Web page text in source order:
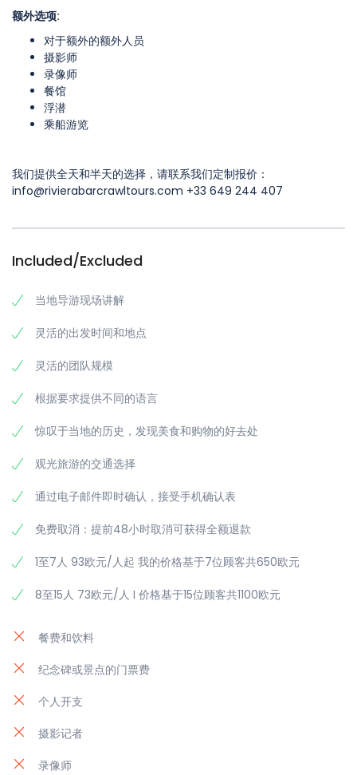
额外选项:
对于额外的额外人员
摄影师
录像师
餐馆
浮潜
乘船游览
我们提供全天和半天的选择，请联系我们定制报价：
info@rivierabarcrawltours.com +33 649 244 407
Included/Excluded
当地导游现场讲解
灵活的出发时间和地点
灵活的团队规模
根据要求提供不同的语言
惊叹于当地的历史，发现美食和购物的好去处
观光旅游的交通选择
通过电子邮件即时确认，接受手机确认表
免费取消：提前48小时取消可获得全额退款
1至7人 93欧元/人起 我的价格基于7位顾客共650欧元
8至15人 73欧元/人 I 价格基于15位顾客共1100欧元
餐费和饮料
纪念碑或景点的门票费
个人开支
摄影记者
录像师